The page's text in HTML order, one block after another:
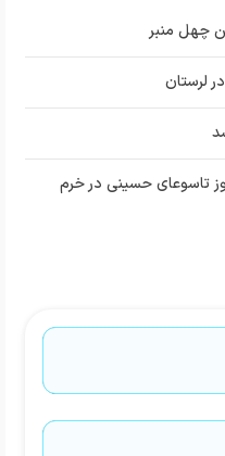
چهل منبر
لرستان
تاسوعای حسینی در خرم